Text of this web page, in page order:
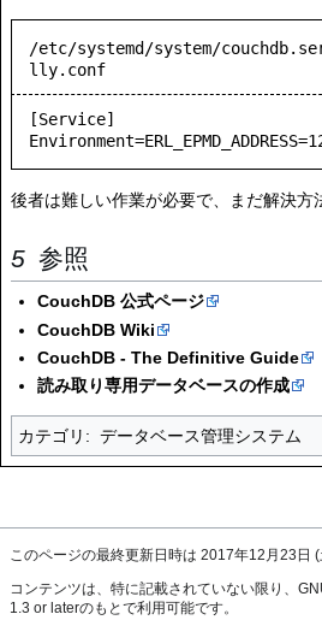
/etc/systemd/system/
lly.conf
[Service]
後者は難しい作業が必要で、まだ解決方
参照
CouchDB 公式ページ
CouchDB Wiki
CouchDB - The Definitive Guide
読み取り専用データベースの作成
カテゴリ : データベース管理システム
このページの最終更新日時は 2017年12月23日 (
コンテンツは、特に記載されていない限り、
1.3 or laterのもとで利用可能です。